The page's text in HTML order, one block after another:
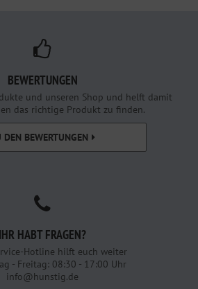
BEWERTUNGEN
und unseren Shop und helft damit
das richtige Produkt zu finden.
DEN BEWERTUNGEN
IHR HABT FRAGEN?
Hotline hilft euch weiter
- Freitag: 08:30 - 17:00 Uhr
info@hunstig.de